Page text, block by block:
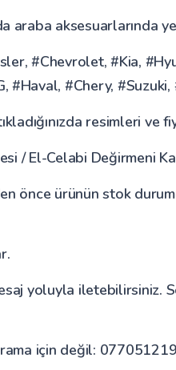
aksesuarlarında
#Chevrolet, #Kia,
#Chery, #Suzuki,
resimleri ve
El-Celabi Değirmeni
önce ürünün stok
yoluyla
için değil: